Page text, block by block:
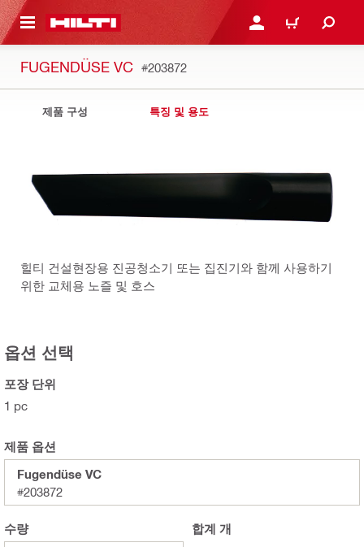
으로 건너뛰기 로그인 또는 회원가입
장바구니
FUGENDÜSE VC #203872
제품 구성 특징 및 용도
힐티 건설현장용 진공청소기 또는 집진기와 함께 사용하기
위한 교체용 노즐 및 호스
옵션 선택
포장 단위
1 pc
제품 옵션
Fugendüse VC
#203872
수량 합계 개